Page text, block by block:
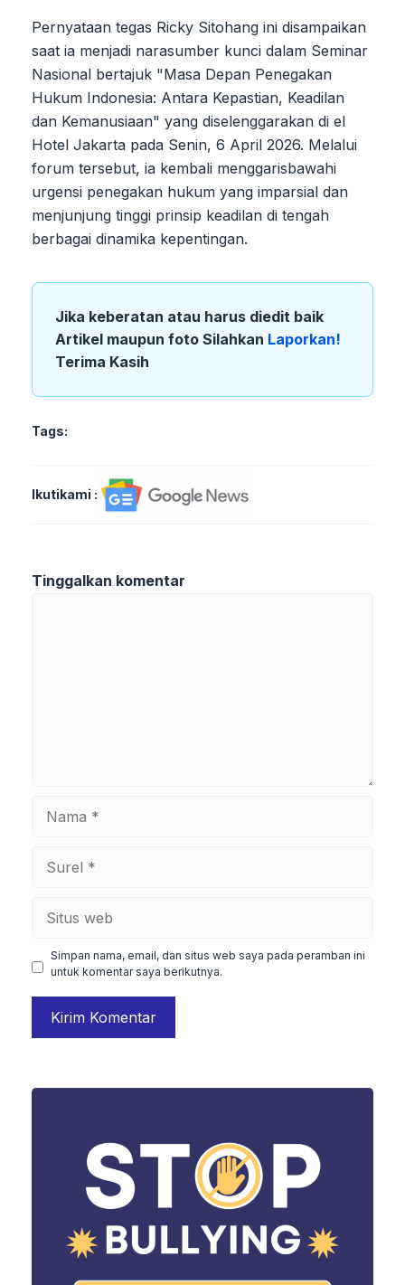
Pernyataan tegas Ricky Sitohang ini disampaikan
saat ia menjadi narasumber kunci dalam Seminar
Nasional bertajuk "Masa Depan Penegakan
Hukum Indonesia: Antara Kepastian, Keadilan
dan Kemanusiaan" yang diselenggarakan di el
Hotel Jakarta pada Senin, 6 April 2026. Melalui
forum tersebut, ia kembali menggarisbawahi
urgensi penegakan hukum yang imparsial dan
menjunjung tinggi prinsip keadilan di tengah
berbagai dinamika kepentingan.
Jika keberatan atau harus diedit baik
Artikel maupun foto Silahkan Laporkan!
Terima Kasih
Tags:
Ikutikami :
Tinggalkan komentar
Simpan nama, email, dan situs web saya pada peramban ini
untuk komentar saya berikutnya.